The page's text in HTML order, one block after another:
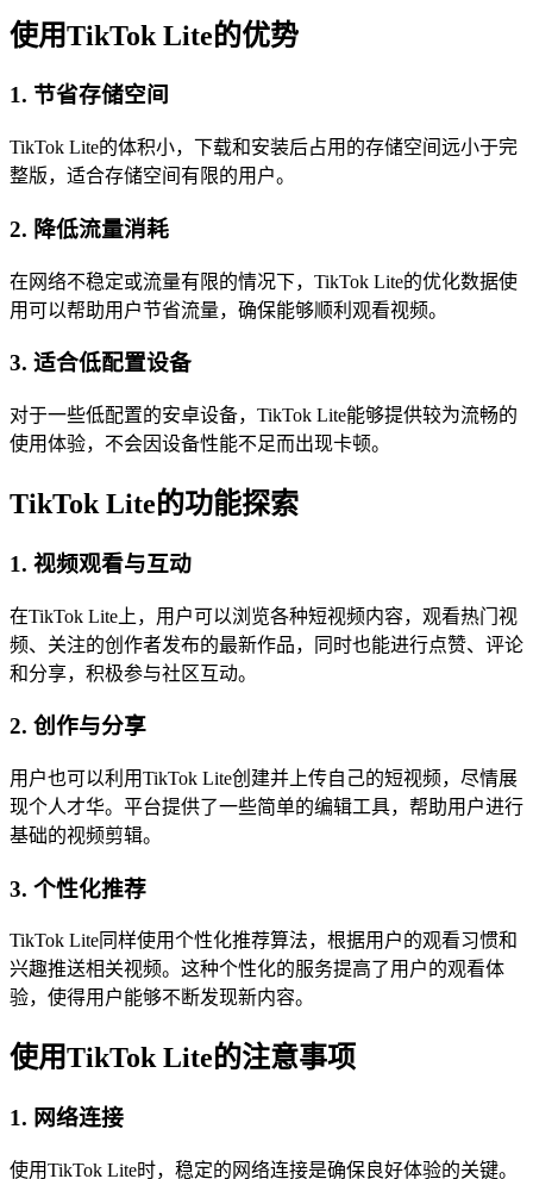
使用TikTok Lite的优势
1. 节省存储空间
TikTok Lite的体积小，下载和安装后占用的存储空间远小于完
整版，适合存储空间有限的用户。
2. 降低流量消耗
在网络不稳定或流量有限的情况下，TikTok Lite的优化数据使
用可以帮助用户节省流量，确保能够顺利观看视频。
3. 适合低配置设备
对于一些低配置的安卓设备，TikTok Lite能够提供较为流畅的
使用体验，不会因设备性能不足而出现卡顿。
TikTok Lite的功能探索
1. 视频观看与互动
在TikTok Lite上，用户可以浏览各种短视频内容，观看热门视
频、关注的创作者发布的最新作品，同时也能进行点赞、评论
和分享，积极参与社区互动。
2. 创作与分享
用户也可以利用TikTok Lite创建并上传自己的短视频，尽情展
现个人才华。平台提供了一些简单的编辑工具，帮助用户进行
基础的视频剪辑。
3. 个性化推荐
TikTok Lite同样使用个性化推荐算法，根据用户的观看习惯和
兴趣推送相关视频。这种个性化的服务提高了用户的观看体
验，使得用户能够不断发现新内容。
使用TikTok Lite的注意事项
1. 网络连接
使用TikTok Lite时，稳定的网络连接是确保良好体验的关键。